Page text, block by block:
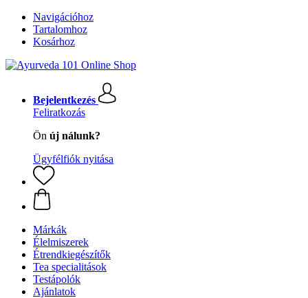
Navigációhoz
Tartalomhoz
Kosárhoz
Bejelentkezés
Feliratkozás
Ön új nálunk?
Ügyfélfiók nyitása
Márkák
Élelmiszerek
Étrendkiegészítők
Tea specialitások
Testápolók
Ajánlatok